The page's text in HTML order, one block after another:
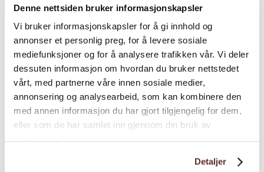
Denne nettsiden bruker informasjonskapsler
Vi bruker informasjonskapsler for å gi innhold og
annonser et personlig preg, for å levere sosiale
mediefunksjoner og for å analysere trafikken vår. Vi deler
dessuten informasjon om hvordan du bruker nettstedet
vårt, med partnerne våre innen sosiale medier,
annonsering og analysearbeid, som kan kombinere den
med annen informasjon du har gjort tilgjengelig for dem,
eller som de har samlet inn gjennom din bruk av
Detaljer